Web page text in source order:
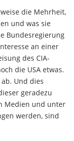
die Mehrheit,
und was sie
Bundesregierung
an einer
des CIA-
die USA etwas.
Und dies
geradezu
Medien und unter
werden, sind